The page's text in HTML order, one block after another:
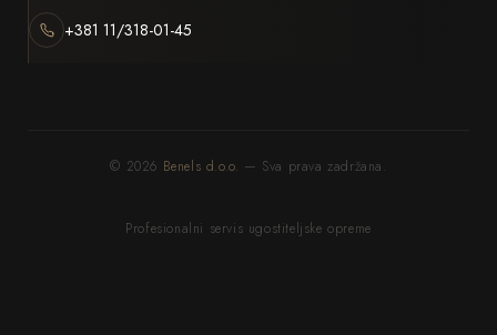
+381 11/318-01-45
© 2026 Benels d.o.o. — Sva prava zadržana.
Profesionalni servis ugostiteljske opreme